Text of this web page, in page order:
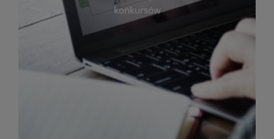
konkursów
wydarzeniach. Aktualizujemy harmonogram na
bieżąco, by zawsze był zgodny z planem pracy
biblioteki. Zapraszamy do śledzenia i uczestnictwa
w życiu kulturalnym miasta!
WIĘCEJ